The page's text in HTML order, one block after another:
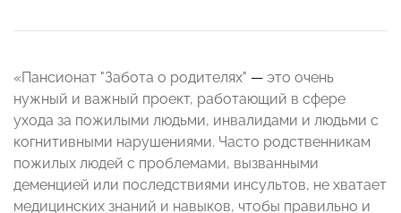
«Пансионат "Забота о родителях" — это очень
нужный и важный проект, работающий в сфере
ухода за пожилыми людьми, инвалидами и людьми с
когнитивными нарушениями. Часто родственникам
пожилых людей с проблемами, вызванными
деменцией или последствиями инсультов, не хватает
медицинских знаний и навыков, чтобы правильно и